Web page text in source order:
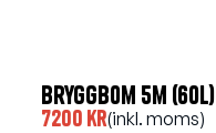
Bryggbom 5m (60l)
7200 kr(inkl. moms)